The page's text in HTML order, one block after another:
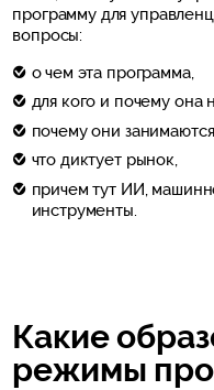
программу для
вопросы:
о чем эта программа,
для кого и почему она
почему они
что диктует рынок,
причем тут ИИ,
инструменты.
Какие
режимы